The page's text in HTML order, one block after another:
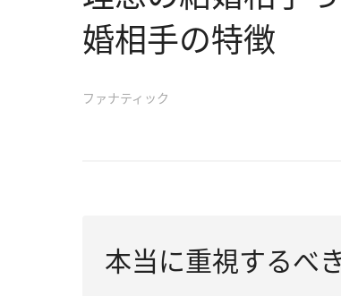
婚相手の特徴
ファナティック
本当に重視するべ